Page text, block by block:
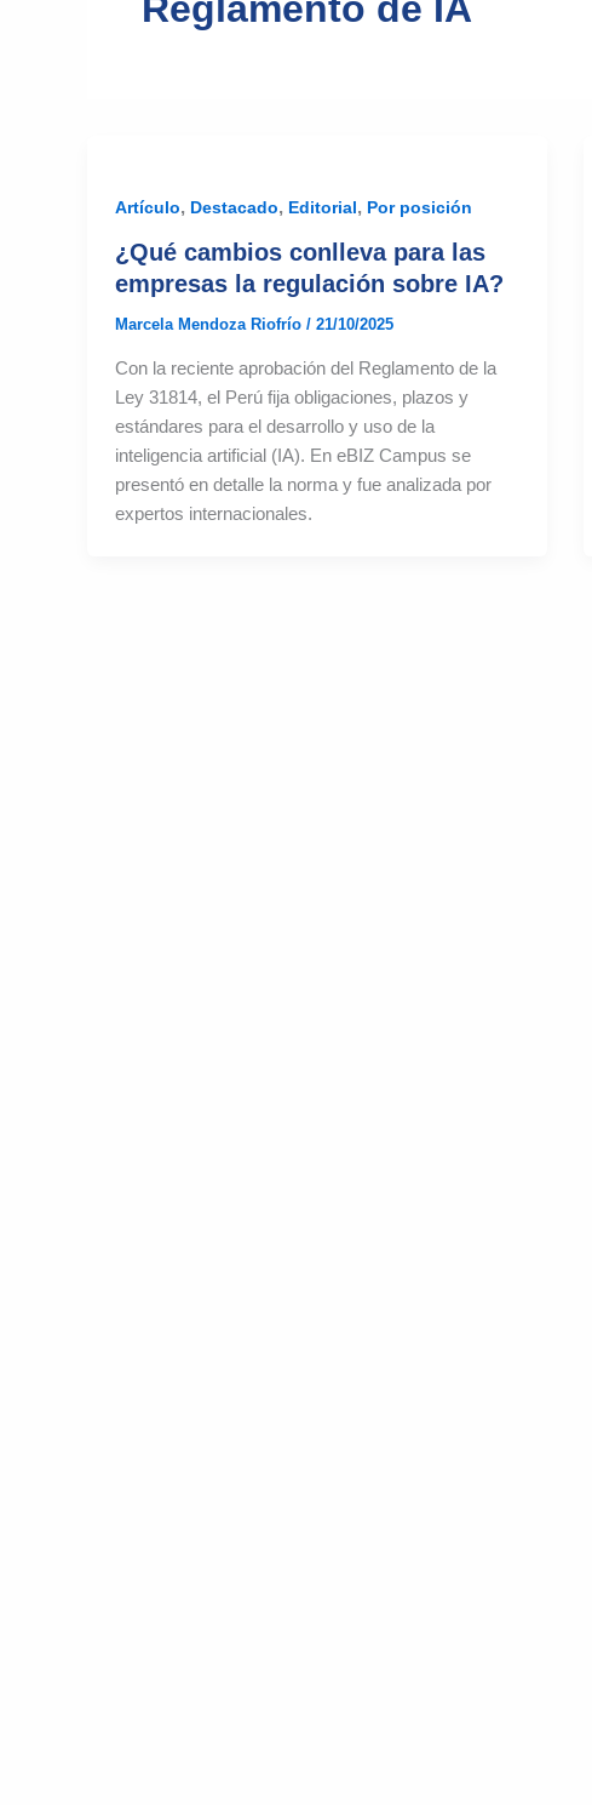
Artículo, Destacado, Editorial, Por posición
¿Qué cambios conlleva para las
empresas la regulación sobre IA?
Marcela Mendoza Riofrío / 21/10/2025
Con la reciente aprobación del Reglamento de la
Ley 31814, el Perú fija obligaciones, plazos y
estándares para el desarrollo y uso de la
inteligencia artificial (IA). En eBIZ Campus se
presentó en detalle la norma y fue analizada por
expertos internacionales.